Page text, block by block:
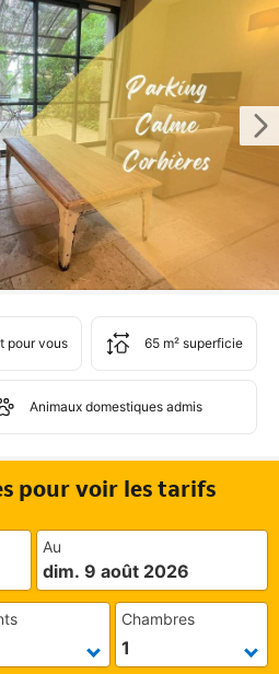
pour vous 65 m² superficie
Animaux domestiques admis
pour voir les tarifs
Au
dim. 9 août 2026
Chambres